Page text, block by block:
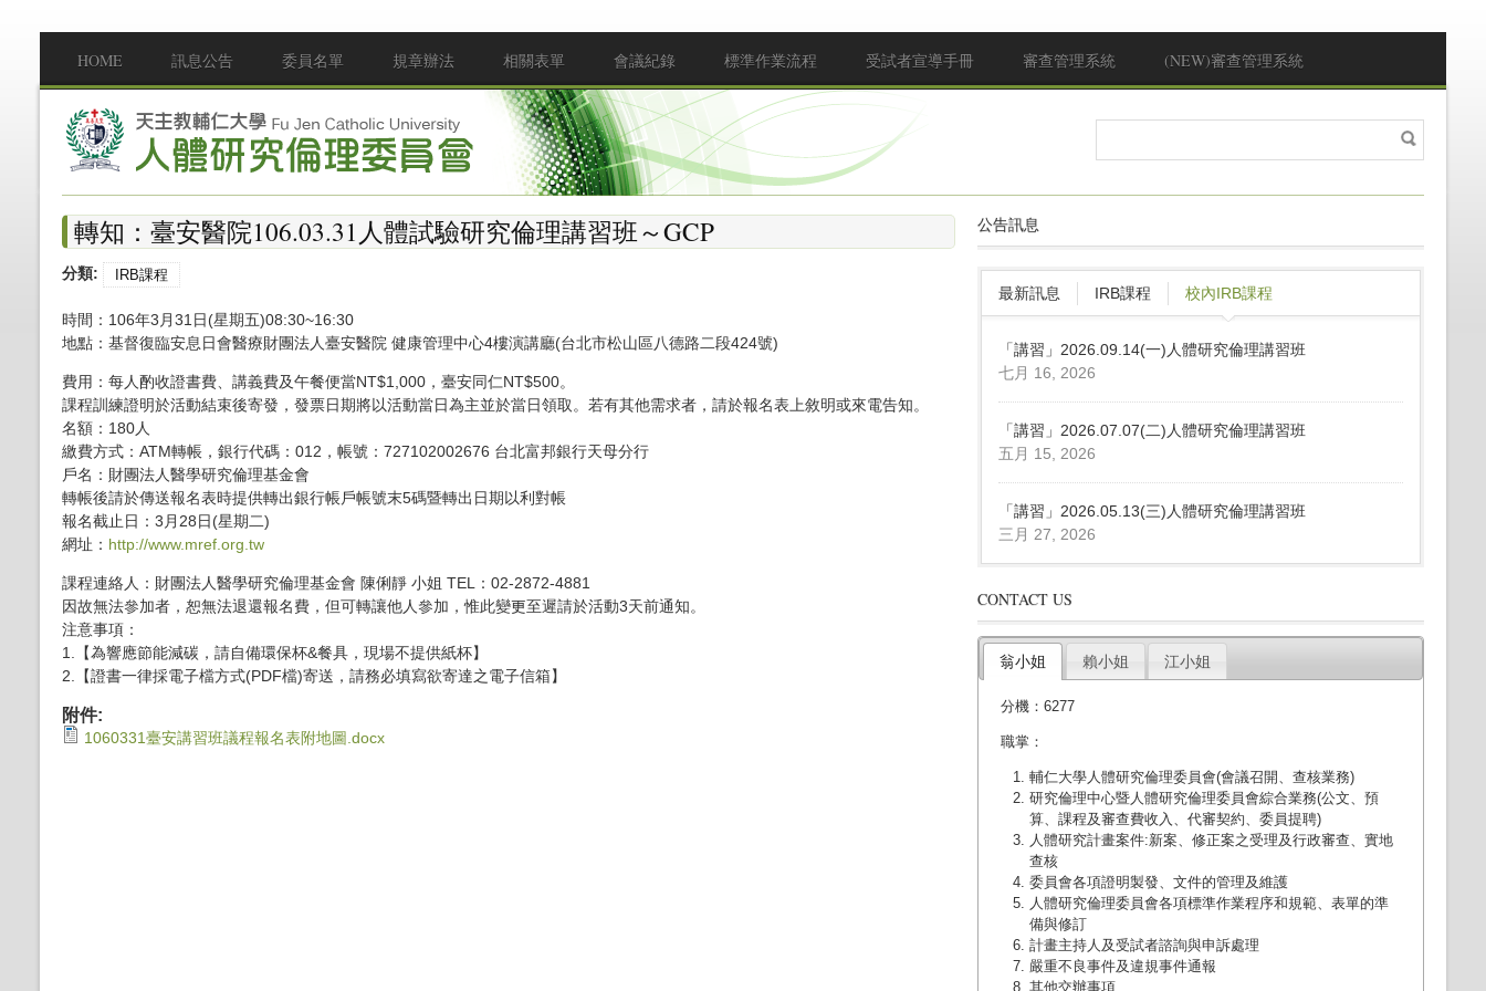
Main menu
HOME 訊息公告 委員名單 規章辦法 相關表單 會議紀錄 標準作業流程 受試者宣導手冊 審查管理系統 (NEW)審查管理系統
搜尋表單
搜
尋
轉知：臺安醫院106.03.31人體試驗研究倫理講習班～GCP
分類: IRB課程
時間：106年3月31日(星期五)08:30~16:30
地點：基督復臨安息日會醫療財團法人臺安醫院 健康管理中心4樓演講廳(台北市松山區八德路二段424號)
費用：每人酌收證書費、講義費及午餐便當NT$1,000，臺安同仁NT$500。
課程訓練證明於活動結束後寄發，發票日期將以活動當日為主並於當日領取。若有其他需求者，請於報名表上敘明或來電告知。
名額：180人
繳費方式：ATM轉帳，銀行代碼：012，帳號：727102002676 台北富邦銀行天母分行
戶名：財團法人醫學研究倫理基金會
轉帳後請於傳送報名表時提供轉出銀行帳戶帳號末5碼暨轉出日期以利對帳
報名截止日：3月28日(星期二)
網址： http://www.mref.org.tw
課程連絡人：財團法人醫學研究倫理基金會 陳俐靜 小姐 TEL：02-2872-4881
因故無法參加者，恕無法退還報名費，但可轉讓他人參加，惟此變更至遲請於活動3天前通知。
注意事項：
1.【為響應節能減碳，請自備環保杯&餐具，現場不提供紙杯】
2.【證書一律採電子檔方式(PDF檔)寄送，請務必填寫欲寄達之電子信箱】
附件:
1060331臺安講習班議程報名表附地圖.docx
公告訊息
最新訊息 IRB課程 校內IRB課程
「講習」2026.09.14(一)人體研究倫理講習班
七月 16, 2026
「講習」2026.07.07(二)人體研究倫理講習班
五月 15, 2026
「講習」2026.05.13(三)人體研究倫理講習班
三月 27, 2026
CONTACT US
翁小姐 賴小姐 江小姐
分機：6277
職掌：
輔仁大學人體研究倫理委員會(會議召開、查核業務)
研究倫理中心暨人體研究倫理委員會綜合業務(公文、預
算、課程及審查費收入、代審契約、委員提聘)
人體研究計畫案件:新案、修正案之受理及行政審查、實地
查核
委員會各項證明製發、文件的管理及維護
人體研究倫理委員會各項標準作業程序和規範、表單的準
備與修訂
計畫主持人及受試者諮詢與申訴處理
嚴重不良事件及違規事件通報
其他交辦事項